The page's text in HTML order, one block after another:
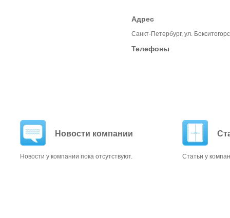
Адрес
Санкт-Петербург, ул.
Телефоны
Новости компании
Новости у компании пока отсутствуют. Статьи у